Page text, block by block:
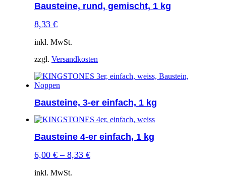
Bausteine, rund, gemischt, 1 kg
8,33 €
inkl. MwSt.
zzgl. Versandkosten
Bausteine, 3-er einfach, 1 kg
Bausteine 4-er einfach, 1 kg
6,00 € – 8,33 €
inkl. MwSt.